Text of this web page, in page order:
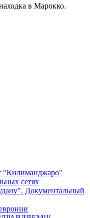
в Марокко.
"Килиманджаро"
сетях
Документальный